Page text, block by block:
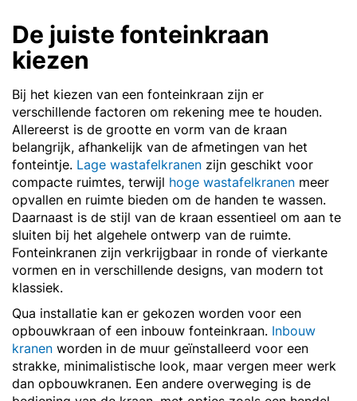
De juiste fonteinkraan
kiezen
Bij het kiezen van een fonteinkraan zijn er
verschillende factoren om rekening mee te houden.
Allereerst is de grootte en vorm van de kraan
belangrijk, afhankelijk van de afmetingen van het
fonteintje. Lage wastafelkranen zijn geschikt voor
compacte ruimtes, terwijl hoge wastafelkranen meer
opvallen en ruimte bieden om de handen te wassen.
Daarnaast is de stijl van de kraan essentieel om aan te
sluiten bij het algehele ontwerp van de ruimte.
Fonteinkranen zijn verkrijgbaar in ronde of vierkante
vormen en in verschillende designs, van modern tot
klassiek.
Qua installatie kan er gekozen worden voor een
opbouwkraan of een inbouw fonteinkraan. Inbouw
kranen worden in de muur geïnstalleerd voor een
strakke, minimalistische look, maar vergen meer werk
dan opbouwkranen. Een andere overweging is de